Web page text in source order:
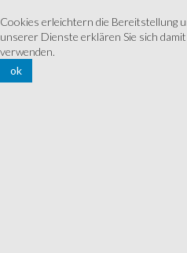
Cookies erleichtern die Bereitstellung
unserer Dienste erklären Sie sich
verwenden.
ok